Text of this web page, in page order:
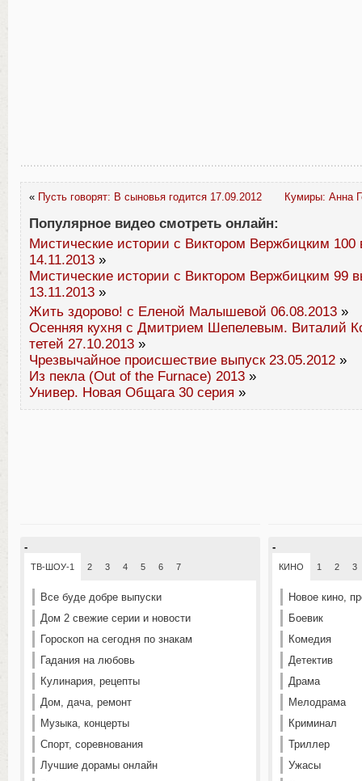
« Пусть говорят: В сыновья годится 17.09.2012 Кумиры: Анна
Популярное видео смотреть онлайн:
Мистические истории с Виктором Вержбицким 100
14.11.2013 »
Мистические истории с Виктором Вержбицким 99
13.11.2013 »
Жить здорово! с Еленой Малышевой 06.08.2013 »
Осенняя кухня с Дмитрием Шепелевым. Виталий
тетей 27.10.2013 »
Чрезвычайное происшествие выпуск 23.05.2012 »
Из пекла (Out of the Furnace) 2013 »
Универ. Новая Общага 30 серия »
-
ТВ-ШОУ-1 2 3 4 5 6 7
Все буде добре выпуски
Дом 2 свежие серии и новости
Гороскоп на сегодня по знакам
Гадания на любовь
Кулинария, рецепты
Дом, дача, ремонт
Музыка, концерты
Спорт, соревнования
Лучшие дорамы онлайн
-
КИНО 1 2 3
Новое кино,
Боевик
Комедия
Детектив
Драма
Мелодрама
Криминал
Триллер
Ужасы